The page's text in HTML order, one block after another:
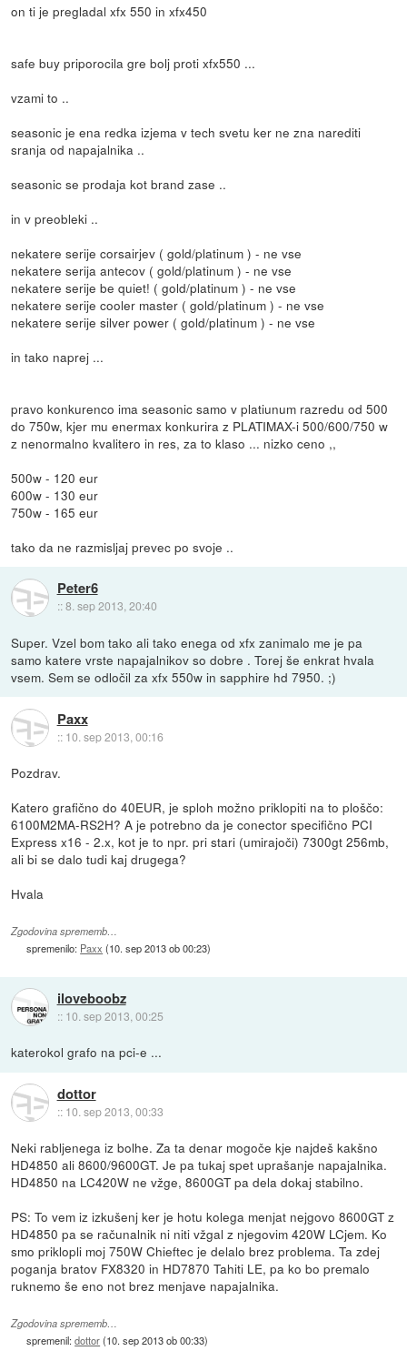
on ti je pregladal xfx 550 in xfx450
safe buy priporocila gre bolj proti xfx550 ...
vzami to ..
seasonic je ena redka izjema v tech svetu ker ne zna narediti
sranja od napajalnika ..
seasonic se prodaja kot brand zase ..
in v preobleki ..
nekatere serije corsairjev ( gold/platinum ) - ne vse
nekatere serija antecov ( gold/platinum ) - ne vse
nekatere serije be quiet! ( gold/platinum ) - ne vse
nekatere serije cooler master ( gold/platinum ) - ne vse
nekatere serije silver power ( gold/platinum ) - ne vse
in tako naprej ...
pravo konkurenco ima seasonic samo v platiunum razredu od 500
do 750w, kjer mu enermax konkurira z PLATIMAX-i 500/600/750 w
z nenormalno kvalitero in res, za to klaso ... nizko ceno ,,
500w - 120 eur
600w - 130 eur
750w - 165 eur
tako da ne razmisljaj prevec po svoje ..
Peter6
::8. sep 2013, 20:40
Super. Vzel bom tako ali tako enega od xfx zanimalo me je pa
samo katere vrste napajalnikov so dobre . Torej še enkrat hvala
vsem. Sem se odločil za xfx 550w in sapphire hd 7950. ;)
Paxx
:: 10. sep 2013, 00:16
Pozdrav.
Katero grafično do 40EUR, je sploh možno priklopiti na to ploščo:
6100M2MA-RS2H? A je potrebno da je conector specifično PCI
Express x16 - 2.x, kot je to npr. pri stari (umirajoči) 7300gt 256mb,
ali bi se dalo tudi kaj drugega?
Hvala
Zgodovina sprememb…
spremenilo: Paxx (10. sep 2013 ob 00:23)
iloveboobz
:: 10. sep 2013, 00:25
katerokol grafo na pci-e ...
dottor
:: 10. sep 2013, 00:33
Neki rabljenega iz bolhe. Za ta denar mogoče kje najdeš kakšno
HD4850 ali 8600/9600GT. Je pa tukaj spet uprašanje napajalnika.
HD4850 na LC420W ne vžge, 8600GT pa dela dokaj stabilno.
PS: To vem iz izkušenj ker je hotu kolega menjat nejgovo 8600GT z
HD4850 pa se računalnik ni niti vžgal z njegovim 420W LCjem. Ko
smo priklopli moj 750W Chieftec je delalo brez problema. Ta zdej
poganja bratov FX8320 in HD7870 Tahiti LE, pa ko bo premalo
ruknemo še eno not brez menjave napajalnika.
Zgodovina sprememb…
spremenil:dottor(10. sep 2013 ob 00:33)